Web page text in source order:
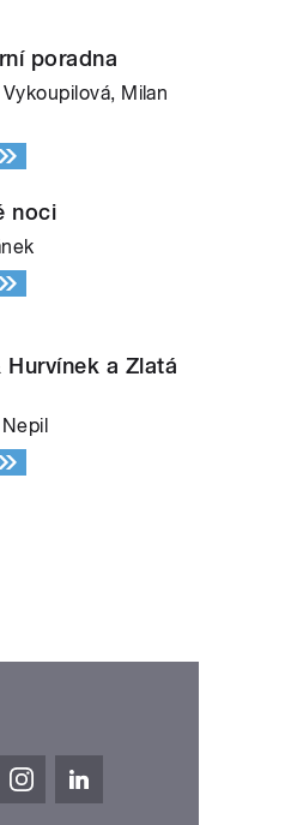
poradna
Milan
noci
Hurvínek a Zlatá